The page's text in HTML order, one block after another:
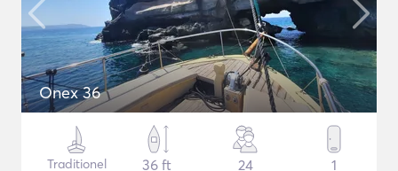
Onex 36
Traditionel
36 ft
24
1